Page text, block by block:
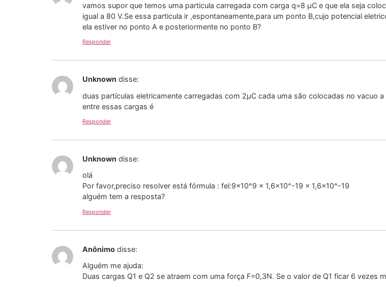
vamos supor que temos uma particula carregada com carga q=8 μC e que ela seja
igual a 80 V.Se essa particula ir ,espontaneamente,para um ponto B,cujo potencial
ela estiver no ponto A e posteriormente no ponto B?
Responder
Unknown disse:
duas partículas eletricamente carregadas com 2μC cada uma são colocadas no vacuo
entre essas cargas é
Responder
Unknown disse:
olá
Por favor,preciso resolver está fórmula : fel:9×10^9 x 1,6×10^-19 x 1,6×10^-19
alguém tem a resposta?
Responder
Anônimo disse:
Alguém me ajuda:
Duas cargas Q1 e Q2 se atraem com uma força F=0,3N. Se o valor de Q1 ficar 6 vezes